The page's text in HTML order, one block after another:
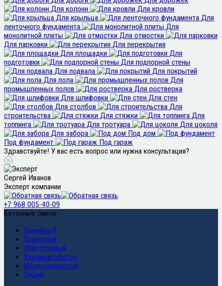
Для колонн
Для кровли
Для крыльца
Для
ленточного фундамента
Для
монолитной плиты
Для отмостки
Для парковки
Для перекрытия
Для площадки
Для
подготовки
Для подпорной стены
Для подвала
Для покрытий
Для пола
Для
промышленных полов
Для ростверка
Для шлифовки
Для стен
Для столбов
Для
строительства
Для стяжки
Для
топпинга
Для тротуара
Для цоколя
Для забора
Под дом
Под фундамент
Под гараж
Здравствуйте! У вас есть вопрос или нужна консультация?
Сергей Иванов
Эксперт компании
+7 968 005-40-09
Бетонные смеси
Гравийный
Гранитный
Известковый
Керамзитобетон
Мелкозернистый
Тощий